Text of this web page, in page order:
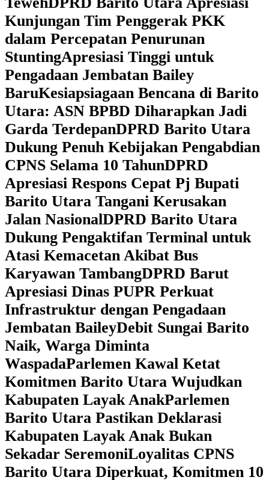
Kunjungan Tim Penggerak PKK
dalam Percepatan Penurunan
StuntingApresiasi Tinggi untuk
Pengadaan Jembatan Bailey
BaruKesiapsiagaan Bencana di Barito
Utara: ASN BPBD Diharapkan Jadi
Garda TerdepanDPRD Barito Utara
Dukung Penuh Kebijakan Pengabdian
CPNS Selama 10 TahunDPRD
Apresiasi Respons Cepat Pj Bupati
Barito Utara Tangani Kerusakan
Jalan NasionalDPRD Barito Utara
Dukung Pengaktifan Terminal untuk
Atasi Kemacetan Akibat Bus
Karyawan TambangDPRD Barut
Apresiasi Dinas PUPR Perkuat
Infrastruktur dengan Pengadaan
Jembatan BaileyDebit Sungai Barito
Naik, Warga Diminta
WaspadaParlemen Kawal Ketat
Komitmen Barito Utara Wujudkan
Kabupaten Layak AnakParlemen
Barito Utara Pastikan Deklarasi
Kabupaten Layak Anak Bukan
Sekadar SeremoniLoyalitas CPNS
Barito Utara Diperkuat, Komitmen 10